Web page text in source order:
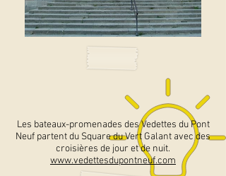
Les bateaux-promenades des Vedettes du Pont
Neuf partent du Square du Vert Galant avec des
croisières de jour et de nuit.
www.vedettesdupontneuf.com